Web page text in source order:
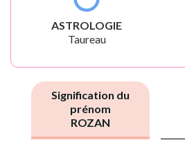
ASTROLOGIE
Taureau
Signification du
prénom
ROZAN